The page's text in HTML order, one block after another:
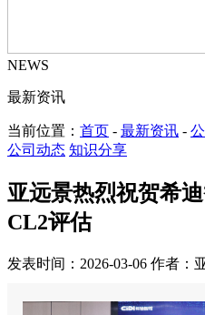
NEWS
最新资讯
当前位置： 首页 - 最新资讯 -
公司动态 知识分享
亚远景热烈祝贺希
CL2评估
发表时间：2026-03-06 作者：